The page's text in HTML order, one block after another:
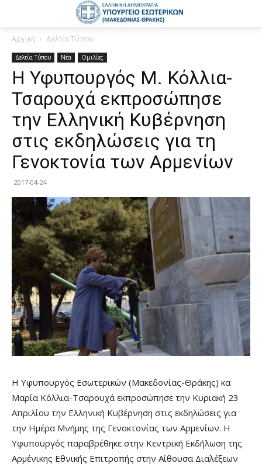
Αρχική Δελτία Τύπου
Δελτία Τύπου Νέα Ομιλίες
Η Υφυπουργός Μ. Κόλλια-
Τσαρουχά εκπροσώπησε
την Ελληνική Κυβέρνηση
στις εκδηλώσεις για τη
Γενοκτονία των Αρμενίων
2017-04-24
Η Υφυπουργός Εσωτερικών (Μακεδονίας-Θράκης) κα
Μαρία Κόλλια-Τσαρουχά εκπροσώπησε την Κυριακή 23
Απριλίου την Ελληνική Κυβέρνηση στις εκδηλώσεις για
την Ημέρα Μνήμης της Γενοκτονίας των Αρμενίων. Η
Υφυπουργός παραβρέθηκε στην Κεντρική Εκδήλωση της
Αρμένικης Εθνικής Επιτροπής στην Αίθουσα Διαλέξεων